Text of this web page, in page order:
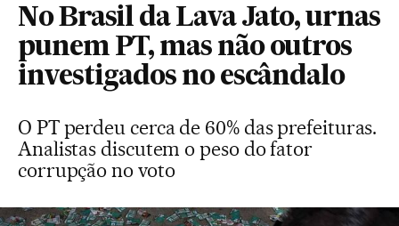
No Brasil da Lava Jato, urnas
punem PT, mas não outros
investigados no escândalo
O PT perdeu cerca de 60% das prefeituras.
Analistas discutem o peso do fator
corrupção no voto